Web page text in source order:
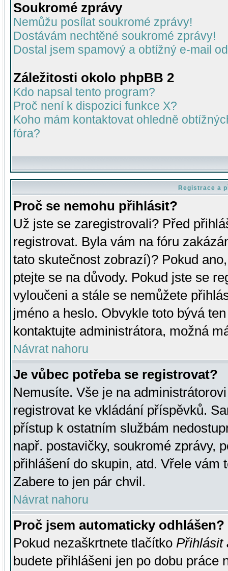
Soukromé zprávy
Nemůžu posílat soukromé zprávy!
Dostávám nechtěné soukromé zprávy!
Dostal jsem spamový a obtížný e-mail
Záležitosti okolo phpBB 2
Kdo napsal tento program?
Proč není k dispozici funkce X?
Koho mám kontaktovat ohledně
fóra?
Registrace a
Proč se nemohu přihlásit?
Už jste se zaregistrovali? Před
registrovat. Byla vám na fóru
tato skutečnost zobrazí)? Pokud
ptejte se na důvody. Pokud jste se
vyloučeni a stále se nemůžete
jméno a heslo. Obvykle toto bývá
kontaktujte administrátora, možná
Návrat nahoru
Je vůbec potřeba se registrovat?
Nemusíte. Vše je na
registrovat ke vkládání příspěvků.
přístup k ostatním službám
např. postavičky, soukromé zprávy,
přihlášení do skupin, atd. Vřele vám
Zabere to jen pár chvil.
Návrat nahoru
Proč jsem automaticky odhlášen?
Pokud nezaškrtnete tlačítko Přihlásit
budete přihlášeni jen po dobu práce